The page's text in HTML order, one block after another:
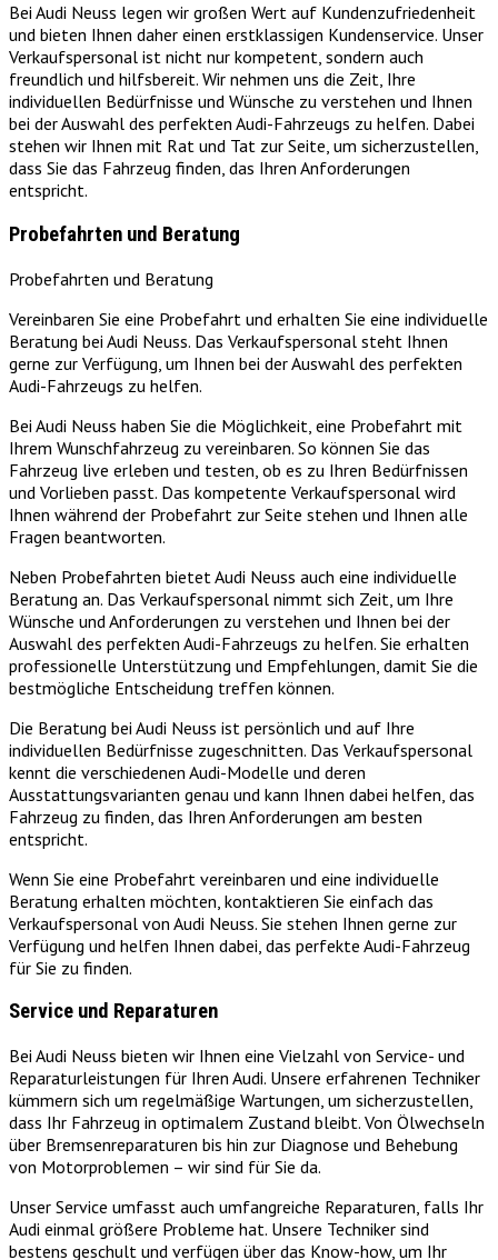
Bei Audi Neuss legen wir großen Wert auf Kundenzufriedenheit
und bieten Ihnen daher einen erstklassigen Kundenservice. Unser
Verkaufspersonal ist nicht nur kompetent, sondern auch
freundlich und hilfsbereit. Wir nehmen uns die Zeit, Ihre
individuellen Bedürfnisse und Wünsche zu verstehen und Ihnen
bei der Auswahl des perfekten Audi-Fahrzeugs zu helfen. Dabei
stehen wir Ihnen mit Rat und Tat zur Seite, um sicherzustellen,
dass Sie das Fahrzeug finden, das Ihren Anforderungen
entspricht.
Probefahrten und Beratung
Probefahrten und Beratung
Vereinbaren Sie eine Probefahrt und erhalten Sie eine individuelle
Beratung bei Audi Neuss. Das Verkaufspersonal steht Ihnen
gerne zur Verfügung, um Ihnen bei der Auswahl des perfekten
Audi-Fahrzeugs zu helfen.
Bei Audi Neuss haben Sie die Möglichkeit, eine Probefahrt mit
Ihrem Wunschfahrzeug zu vereinbaren. So können Sie das
Fahrzeug live erleben und testen, ob es zu Ihren Bedürfnissen
und Vorlieben passt. Das kompetente Verkaufspersonal wird
Ihnen während der Probefahrt zur Seite stehen und Ihnen alle
Fragen beantworten.
Neben Probefahrten bietet Audi Neuss auch eine individuelle
Beratung an. Das Verkaufspersonal nimmt sich Zeit, um Ihre
Wünsche und Anforderungen zu verstehen und Ihnen bei der
Auswahl des perfekten Audi-Fahrzeugs zu helfen. Sie erhalten
professionelle Unterstützung und Empfehlungen, damit Sie die
bestmögliche Entscheidung treffen können.
Die Beratung bei Audi Neuss ist persönlich und auf Ihre
individuellen Bedürfnisse zugeschnitten. Das Verkaufspersonal
kennt die verschiedenen Audi-Modelle und deren
Ausstattungsvarianten genau und kann Ihnen dabei helfen, das
Fahrzeug zu finden, das Ihren Anforderungen am besten
entspricht.
Wenn Sie eine Probefahrt vereinbaren und eine individuelle
Beratung erhalten möchten, kontaktieren Sie einfach das
Verkaufspersonal von Audi Neuss. Sie stehen Ihnen gerne zur
Verfügung und helfen Ihnen dabei, das perfekte Audi-Fahrzeug
für Sie zu finden.
Service und Reparaturen
Bei Audi Neuss bieten wir Ihnen eine Vielzahl von Service- und
Reparaturleistungen für Ihren Audi. Unsere erfahrenen Techniker
kümmern sich um regelmäßige Wartungen, um sicherzustellen,
dass Ihr Fahrzeug in optimalem Zustand bleibt. Von Ölwechseln
über Bremsenreparaturen bis hin zur Diagnose und Behebung
von Motorproblemen – wir sind für Sie da.
Unser Service umfasst auch umfangreiche Reparaturen, falls Ihr
Audi einmal größere Probleme hat. Unsere Techniker sind
bestens geschult und verfügen über das Know-how, um Ihr